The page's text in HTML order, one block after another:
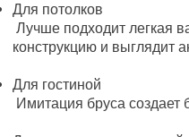
Для потолков
Лучше подходит легкая
конструкцию и выглядит
Для гостиной
Имитация бруса